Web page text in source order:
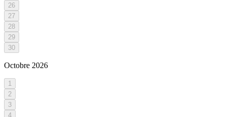
26
27
28
29
30
Octobre 2026
1
2
3
4